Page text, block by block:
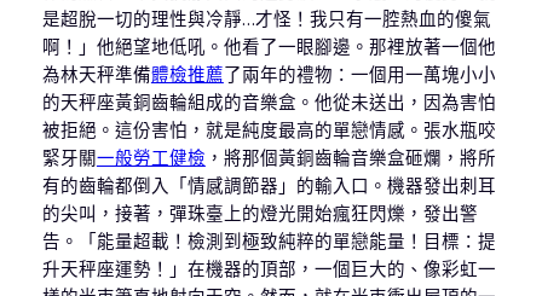
是超脫一切的理性與冷靜…才怪！我只有一腔熱血的傻氣
啊！」他絕望地低吼。他看了一眼腳邊。那裡放著一個他
為林天秤準備體檢推薦了兩年的禮物：一個用一萬塊小小
的天秤座黃銅齒輪組成的音樂盒。他從未送出，因為害怕
被拒絕。這份害怕，就是純度最高的單戀情感。張水瓶咬
緊牙關一般勞工健檢 ，將那個黃銅齒輪音樂盒砸爛，將所
有的齒輪都倒入「情感調節器」的輸入口。機器發出刺耳
的尖叫，接著，彈珠臺上的燈光開始瘋狂閃爍，發出警
告。「能量超載！檢測到極致純粹的單戀能量！目標：提
升天秤座運勢！」在機器的頂部，一個巨大的、像彩虹一